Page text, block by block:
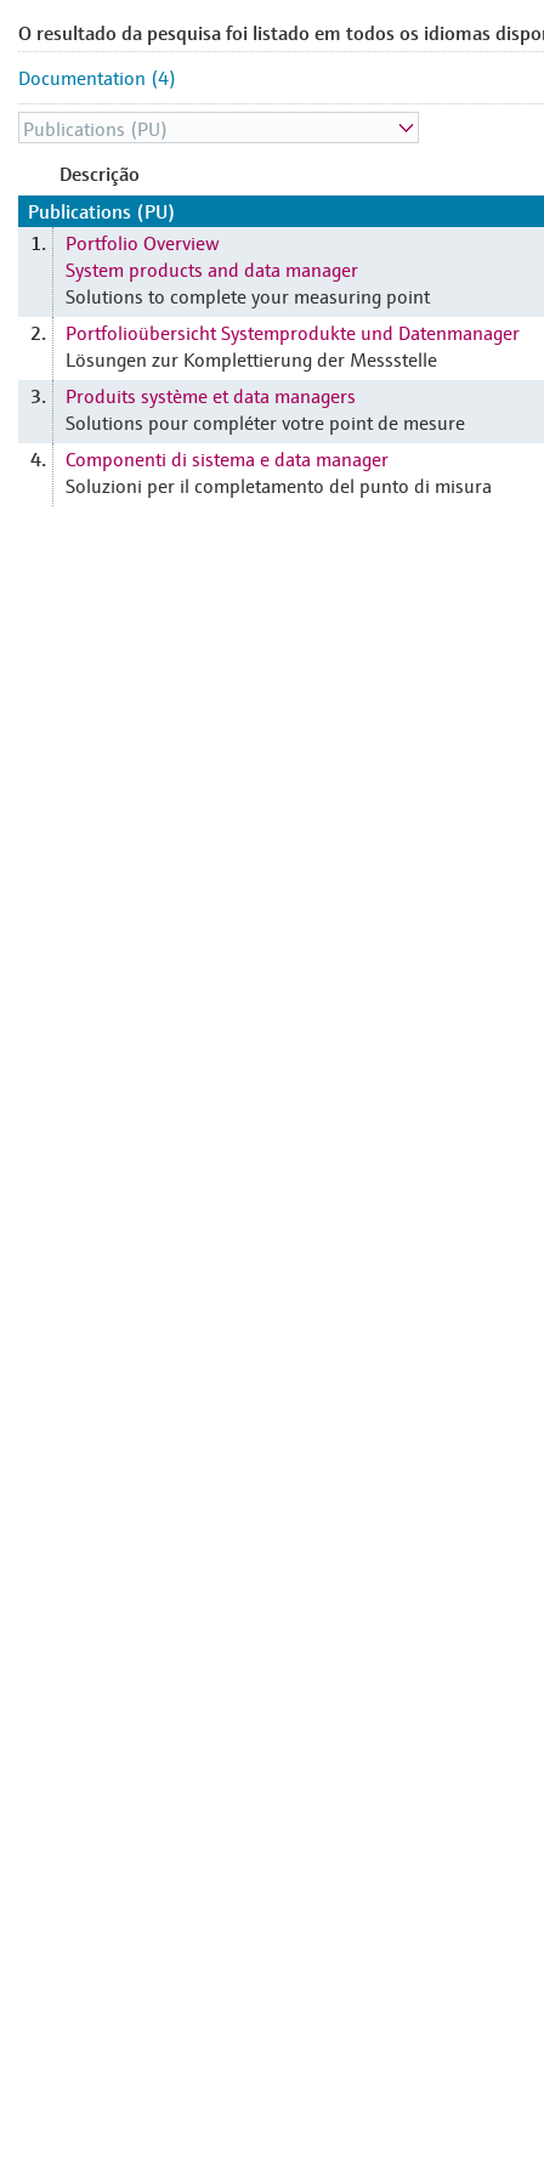
O resultado da pesquisa foi listado em todos os idiomas
Documentation (4)
Descrição
Publications (PU)
1.
Portfolio Overview
System products and data manager
Solutions to complete your measuring point
2.
Portfolioübersicht Systemprodukte und Datenmanager
Lösungen zur Komplettierung der Messstelle
3.
Produits système et data managers
Solutions pour compléter votre point de mesure
4.
Componenti di sistema e data manager
Soluzioni per il completamento del punto di misura